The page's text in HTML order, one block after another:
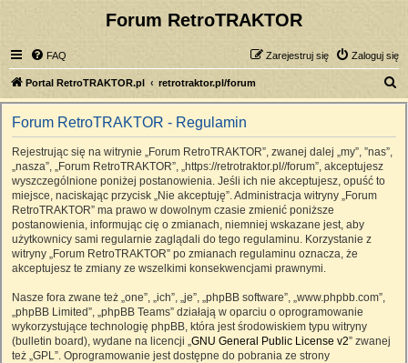
Forum RetroTRAKTOR
FAQ Zaloguj się
Zarejestruj się
Portal RetroTRAKTOR.pl retrotraktor.pl/forum
z
Forum RetroTRAKTOR - Regulamin
Rejestrując się na witrynie „Forum RetroTRAKTOR”, zwanej dalej „my”, ”nas”,
„nasza”, „Forum RetroTRAKTOR”, „https://retrotraktor.pl//forum”, akceptujesz
wyszczególnione poniżej postanowienia. Jeśli ich nie akceptujesz, opuść to
miejsce, naciskając przycisk „Nie akceptuję”. Administracja witryny „Forum
RetroTRAKTOR” ma prawo w dowolnym czasie zmienić poniższe
postanowienia, informując cię o zmianach, niemniej wskazane jest, aby
użytkownicy sami regularnie zaglądali do tego regulaminu. Korzystanie z
witryny „Forum RetroTRAKTOR” po zmianach regulaminu oznacza, że
akceptujesz te zmiany ze wszelkimi konsekwencjami prawnymi.
Nasze fora zwane też „one”, „ich”, „je”, „phpBB software”, „www.phpbb.com”,
„phpBB Limited”, „phpBB Teams” działają w oparciu o oprogramowanie
wykorzystujące technologię phpBB, która jest środowiskiem typu witryny
(bulletin board), wydane na licencji „GNU General Public License v2” zwanej
też „GPL”. Oprogramowanie jest dostępne do pobrania ze strony